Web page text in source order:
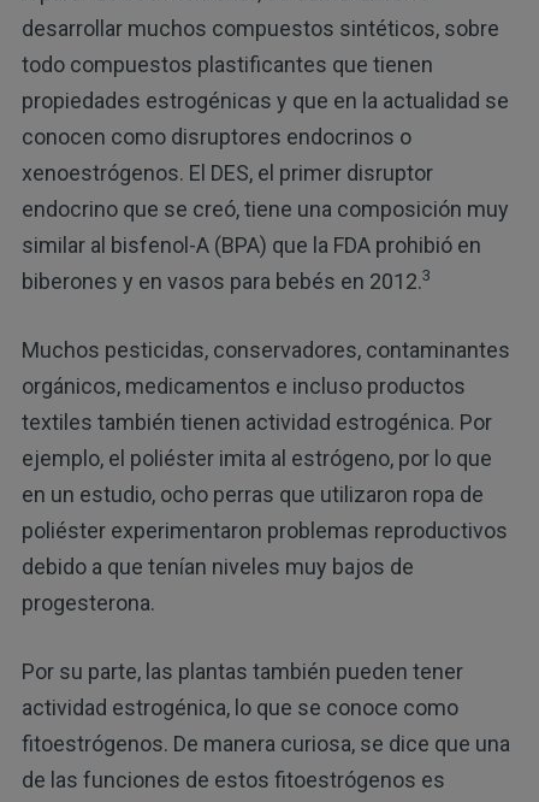
desarrollar muchos compuestos sintéticos, sobre
todo compuestos plastificantes que tienen
propiedades estrogénicas y que en la actualidad se
conocen como disruptores endocrinos o
xenoestrógenos. El DES, el primer disruptor
endocrino que se creó, tiene una composición muy
similar al bisfenol-A (BPA) que la FDA prohibió en
biberones y en vasos para bebés en 2012.3
Muchos pesticidas, conservadores, contaminantes
orgánicos, medicamentos e incluso productos
textiles también tienen actividad estrogénica. Por
ejemplo, el poliéster imita al estrógeno, por lo que
en un estudio, ocho perras que utilizaron ropa de
poliéster experimentaron problemas reproductivos
debido a que tenían niveles muy bajos de
progesterona.
Por su parte, las plantas también pueden tener
actividad estrogénica, lo que se conoce como
fitoestrógenos. De manera curiosa, se dice que una
de las funciones de estos fitoestrógenos es